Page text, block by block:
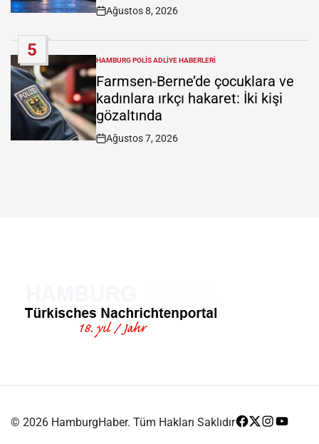
Post
Ağustos 8, 2026
5
POSTED
IN
HAMBURG POLIS ADLIYE HABERLERI
Farmsen-Berne’de çocuklara ve
kadınlara ırkçı hakaret: İki kişi
gözaltında
Post
Ağustos 7, 2026
© 2026 HamburgHaber. Tüm Hakları Saklıdır Facebook
Twitter
Instagram